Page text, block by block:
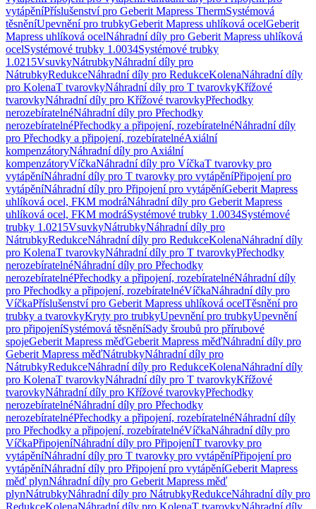
vytápěníPříslušenství pro Geberit Mapress ThermSystémová
těsněníUpevnění pro trubkyGeberit Mapress uhlíková ocelGeberit
Mapress uhlíková ocelNáhradní díly pro Geberit Mapress uhlíková
ocelSystémové trubky 1.0034Systémové trubky
1.0215VsuvkyNátrubkyNáhradní díly pro
NátrubkyRedukceNáhradní díly pro RedukceKolenaNáhradní díly
pro KolenaT tvarovkyNáhradní díly pro T tvarovkyKřížové
tvarovkyNáhradní díly pro Křížové tvarovkyPřechodky
nerozebíratelnéNáhradní díly pro Přechodky
nerozebíratelnéPřechodky a připojení, rozebíratelnéNáhradní díly
pro Přechodky a připojení, rozebíratelnéAxiální
kompenzátoryNáhradní díly pro Axiální
kompenzátoryVíčkaNáhradní díly pro VíčkaT tvarovky pro
vytápěníNáhradní díly pro T tvarovky pro vytápěníPřipojení pro
vytápěníNáhradní díly pro Připojení pro vytápěníGeberit Mapress
uhlíková ocel, FKM modráNáhradní díly pro Geberit Mapress
uhlíková ocel, FKM modráSystémové trubky 1.0034Systémové
trubky 1.0215VsuvkyNátrubkyNáhradní díly pro
NátrubkyRedukceNáhradní díly pro RedukceKolenaNáhradní díly
pro KolenaT tvarovkyNáhradní díly pro T tvarovkyPřechodky
nerozebíratelnéNáhradní díly pro Přechodky
nerozebíratelnéPřechodky a připojení, rozebíratelnéNáhradní díly
pro Přechodky a připojení, rozebíratelnéVíčkaNáhradní díly pro
VíčkaPříslušenství pro Geberit Mapress uhlíková ocelTěsnění pro
trubky a tvarovkyKryty pro trubkyUpevnění pro trubkyUpevnění
pro připojeníSystémová těsněníSady šroubů pro přírubové
spojeGeberit Mapress měďGeberit Mapress měďNáhradní díly pro
Geberit Mapress měďNátrubkyNáhradní díly pro
NátrubkyRedukceNáhradní díly pro RedukceKolenaNáhradní díly
pro KolenaT tvarovkyNáhradní díly pro T tvarovkyKřížové
tvarovkyNáhradní díly pro Křížové tvarovkyPřechodky
nerozebíratelnéNáhradní díly pro Přechodky
nerozebíratelnéPřechodky a připojení, rozebíratelnéNáhradní díly
pro Přechodky a připojení, rozebíratelnéVíčkaNáhradní díly pro
VíčkaPřipojeníNáhradní díly pro PřipojeníT tvarovky pro
vytápěníNáhradní díly pro T tvarovky pro vytápěníPřipojení pro
vytápěníNáhradní díly pro Připojení pro vytápěníGeberit Mapress
měď plynNáhradní díly pro Geberit Mapress měď
plynNátrubkyNáhradní díly pro NátrubkyRedukceNáhradní díly pro
RedukceKolenaNáhradní díly pro KolenaT tvarovkyNáhradní díly